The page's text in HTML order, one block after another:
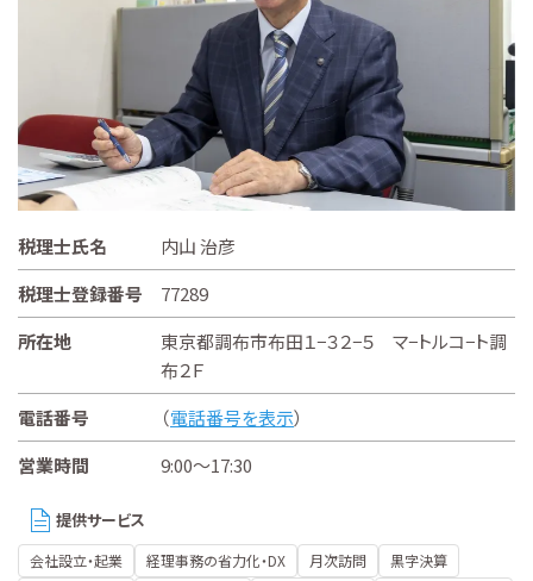
税理士氏名
内山 治彦
税理士登録番号
77289
所在地
東京都調布市布田１−３２−５ マ−トルコ−ト調
布２Ｆ
電話番号
（電話番号を表示）
営業時間
9:00～17:30
提供サービス
会社設立・起業 経理事務の省力化・DX 月次訪問
黒字決算